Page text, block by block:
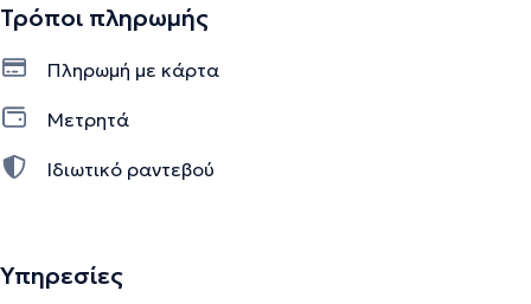
Τρόποι πληρωμής
Πληρωμή με κάρτα
Μετρητά
Ιδιωτικό ραντεβού
Υπηρεσίες